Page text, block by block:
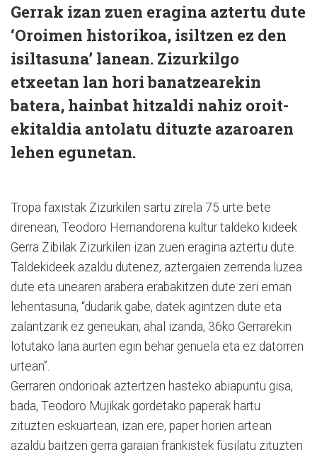
Gerrak izan zuen eragina aztertu dute
‘Oroimen historikoa, isiltzen ez den
isiltasuna’ lanean. Zizurkilgo
etxeetan lan hori banatzearekin
batera, hainbat hitzaldi nahiz oroit-
ekitaldia antolatu dituzte azaroaren
lehen egunetan.
Tropa faxistak Zizurkilen sartu zirela 75 urte bete
direnean, Teodoro Hernandorena kultur taldeko kideek
Gerra Zibilak Zizurkilen izan zuen eragina aztertu dute.
Taldekideek azaldu dutenez, aztergaien zerrenda luzea
dute eta unearen arabera erabakitzen dute zeri eman
lehentasuna, “dudarik gabe, datek agintzen dute eta
zalantzarik ez geneukan, ahal izanda, 36ko Gerrarekin
lotutako lana aurten egin behar genuela eta ez datorren
urtean”.
Gerraren ondorioak aztertzen hasteko abiapuntu gisa,
bada, Teodoro Mujikak gordetako paperak hartu
zituzten eskuartean, izan ere, paper horien artean
azaldu baitzen gerra garaian frankistek fusilatu zituzten